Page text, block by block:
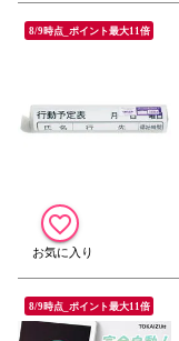
8/9時点_ポイント最大11倍
8/9時点_ポイント最大11倍